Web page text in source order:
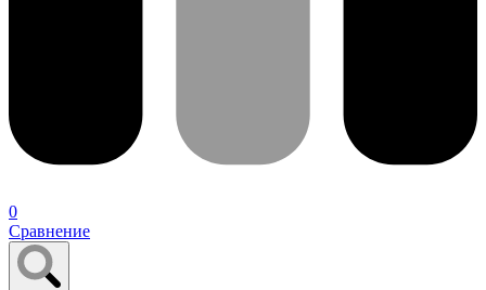
0
Сравнение